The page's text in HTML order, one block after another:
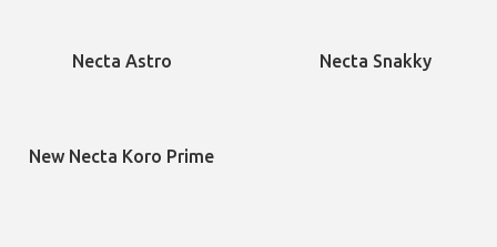
Necta Astro Necta Snakky
New Necta Koro Prime